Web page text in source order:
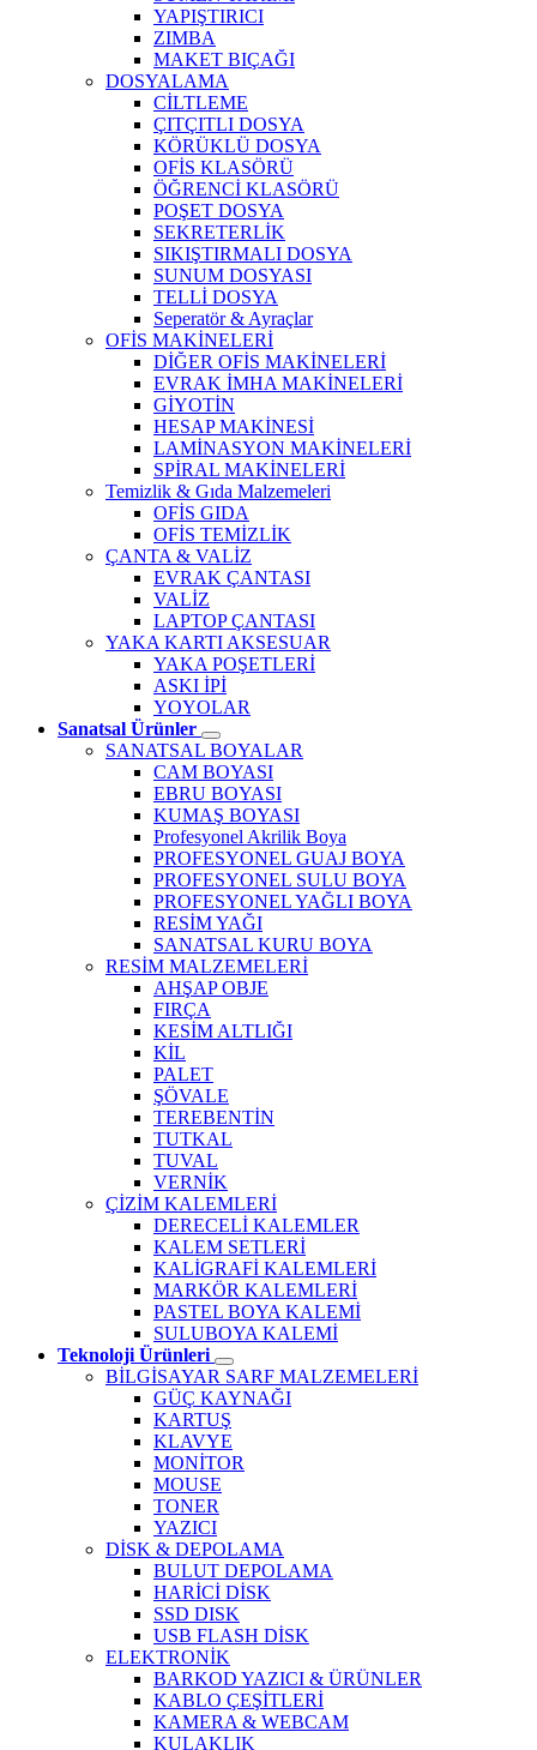
YAPIŞTIRICI
ZIMBA
MAKET BIÇAĞI
DOSYALAMA
CİLTLEME
ÇITÇITLI DOSYA
KÖRÜKLÜ DOSYA
OFİS KLASÖRÜ
ÖĞRENCİ KLASÖRÜ
POŞET DOSYA
SEKRETERLİK
SIKIŞTIRMALI DOSYA
SUNUM DOSYASI
TELLİ DOSYA
Seperatör & Ayraçlar
OFİS MAKİNELERİ
DİĞER OFİS MAKİNELERİ
EVRAK İMHA MAKİNELERİ
GİYOTİN
HESAP MAKİNESİ
LAMİNASYON MAKİNELERİ
SPİRAL MAKİNELERİ
Temizlik & Gıda Malzemeleri
OFİS GIDA
OFİS TEMİZLİK
ÇANTA & VALİZ
EVRAK ÇANTASI
VALİZ
LAPTOP ÇANTASI
YAKA KARTI AKSESUAR
YAKA POŞETLERİ
ASKI İPİ
YOYOLAR
Sanatsal Ürünler
SANATSAL BOYALAR
CAM BOYASI
EBRU BOYASI
KUMAŞ BOYASI
Profesyonel Akrilik Boya
PROFESYONEL GUAJ BOYA
PROFESYONEL SULU BOYA
PROFESYONEL YAĞLI BOYA
RESİM YAĞI
SANATSAL KURU BOYA
RESİM MALZEMELERİ
AHŞAP OBJE
FIRÇA
KESİM ALTLIĞI
KİL
PALET
ŞÖVALE
TEREBENTİN
TUTKAL
TUVAL
VERNİK
ÇİZİM KALEMLERİ
DERECELİ KALEMLER
KALEM SETLERİ
KALİGRAFİ KALEMLERİ
MARKÖR KALEMLERİ
PASTEL BOYA KALEMİ
SULUBOYA KALEMİ
Teknoloji Ürünleri
BİLGİSAYAR SARF MALZEMELERİ
GÜÇ KAYNAĞI
KARTUŞ
KLAVYE
MONİTOR
MOUSE
TONER
YAZICI
DİSK & DEPOLAMA
BULUT DEPOLAMA
HARİCİ DİSK
SSD DISK
USB FLASH DİSK
ELEKTRONİK
BARKOD YAZICI & ÜRÜNLER
KABLO ÇEŞİTLERİ
KAMERA & WEBCAM
KULAKLIK